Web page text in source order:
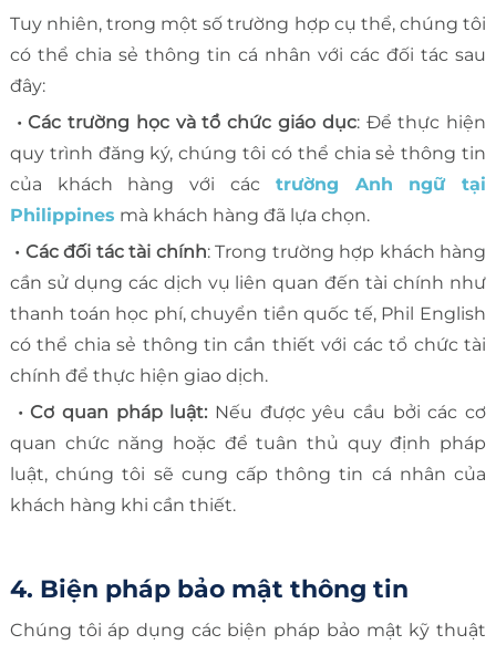
Tuy nhiên, trong một số trường hợp cụ thể, chúng tôi
có thể chia sẻ thông tin cá nhân với các đối tác sau
đây:
• Các trường học và tổ chức giáo dục: Để thực hiện
quy trình đăng ký, chúng tôi có thể chia sẻ thông tin
của khách hàng với các trường Anh ngữ tại
Philippines mà khách hàng đã lựa chọn.
• Các đối tác tài chính: Trong trường hợp khách hàng
cần sử dụng các dịch vụ liên quan đến tài chính như
thanh toán học phí, chuyển tiền quốc tế, Phil English
có thể chia sẻ thông tin cần thiết với các tổ chức tài
chính để thực hiện giao dịch.
• Cơ quan pháp luật: Nếu được yêu cầu bởi các cơ
quan chức năng hoặc để tuân thủ quy định pháp
luật, chúng tôi sẽ cung cấp thông tin cá nhân của
khách hàng khi cần thiết.
4. Biện pháp bảo mật thông tin
Chúng tôi áp dụng các biện pháp bảo mật kỹ thuật